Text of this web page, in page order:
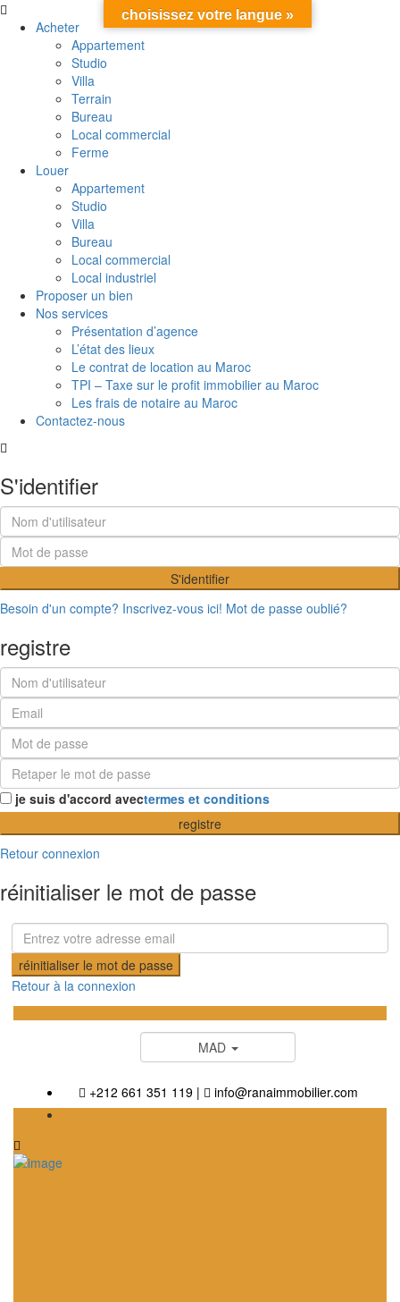
Acheter
Appartement
Studio
Villa
Terrain
Bureau
Local commercial
Ferme
Louer
Appartement
Studio
Villa
Bureau
Local commercial
Local industriel
Proposer un bien
Nos services
Présentation d’agence
L’état des lieux
Le contrat de location au Maroc
TPI – Taxe sur le profit immobilier au Maroc
Les frais de notaire au Maroc
Contactez-nous
S'identifier
S'identifier
Besoin d'un compte? Inscrivez-vous ici! Mot de passe oublié?
registre
je suis d'accord avectermes et conditions
registre
Retour connexion
réinitialiser le mot de passe
réinitialiser le mot de passe
Retour à la connexion
MAD
+212 661 351 119| info@ranaimmobilier.com
choisissez votre langue »